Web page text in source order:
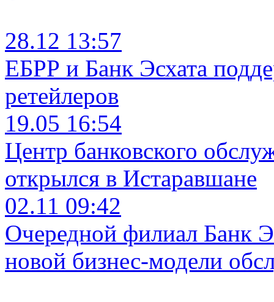
28.12 13:57
ЕБРР и Банк Эсхата
ретейлеров
19.05 16:54
Центр банковского
открылся в Истаравшане
02.11 09:42
Очередной филиал Банк
новой бизнес-модели